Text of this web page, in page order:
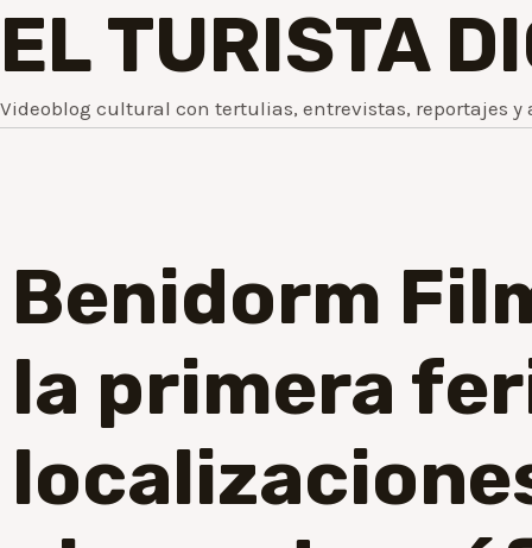
EL TURISTA
Videoblog cultural con tertulias, entrevistas, reportajes y
Benidorm
la primera